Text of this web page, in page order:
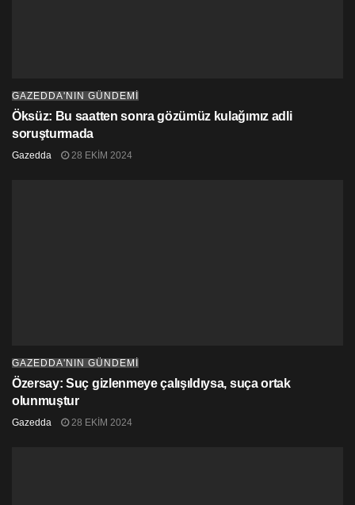
GAZEDDA'NIN GÜNDEMİ
Öksüz: Bu saatten sonra gözümüz kulağımız adli
soruşturmada
Gazedda 28 EKIM 2024
GAZEDDA'NIN GÜNDEMİ
Özersay: Suç gizlenmeye çalışıldıysa, suça ortak
olunmuştur
Gazedda 28 EKIM 2024